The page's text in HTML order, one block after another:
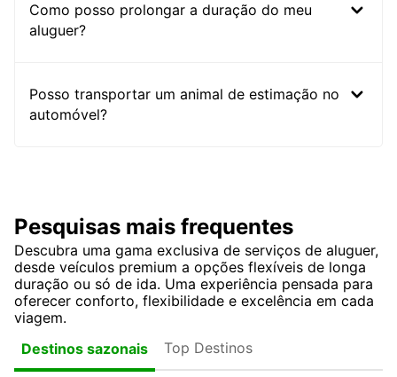
Como posso prolongar a duração do meu
aluguer?
Posso transportar um animal de estimação no
automóvel?
Pesquisas mais frequentes
Descubra uma gama exclusiva de serviços de aluguer,
desde veículos premium a opções flexíveis de longa
duração ou só de ida. Uma experiência pensada para
oferecer conforto, flexibilidade e excelência em cada
viagem.
Destinos sazonais
Top Destinos